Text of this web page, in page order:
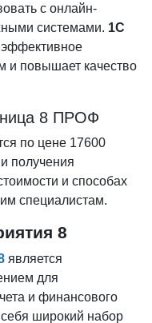
с онлайн-
системами. 1С
эффективное
и повышает качество
8 ПРОФ
по цене 17600
получения
и способах
специалистам.
8
является
для
и финансового
широкий набор